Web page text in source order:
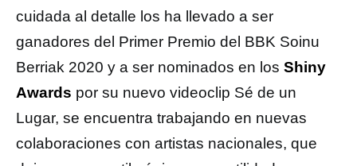
cuidada al detalle los ha llevado a ser
ganadores del Primer Premio del BBK Soinu
Berriak 2020 y a ser nominados en los Shiny
Awards por su nuevo videoclip Sé de un
Lugar, se encuentra trabajando en nuevas
colaboraciones con artistas nacionales, que